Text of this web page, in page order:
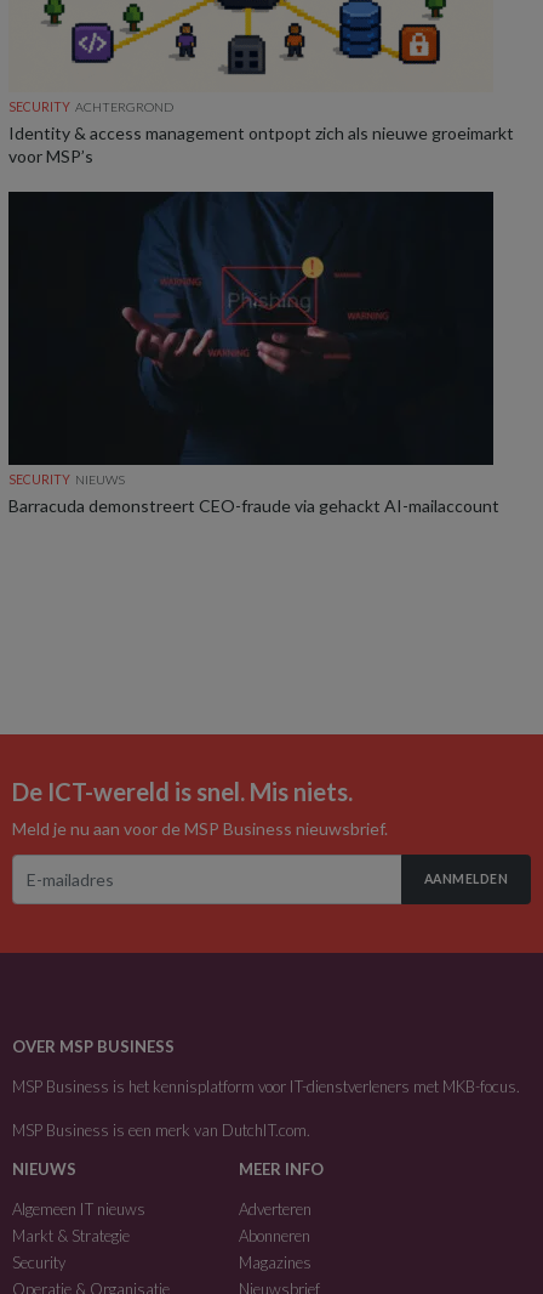
SECURITY ACHTERGROND
Identity & access management ontpopt zich als nieuwe groeimarkt
voor MSP’s
SECURITY NIEUWS
Barracuda demonstreert CEO-fraude via gehackt AI-mailaccount
De ICT-wereld is snel. Mis niets.
Meld je nu aan voor de MSP Business nieuwsbrief.
AANMELDEN
OVER MSP BUSINESS
MSP Business is het kennisplatform voor IT-dienstverleners met MKB-focus.
MSP Business is een merk van DutchIT.com
NIEUWS
Algemeen IT nieuws
Markt & Strategie
Security
Operatie & Organisatie
MEER INFO
Adverteren
Abonneren
Magazines
Nieuwsbrief